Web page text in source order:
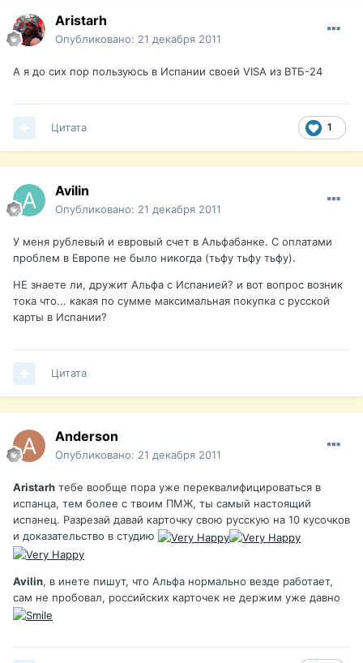
Aristarh
Опубликовано: 21 декабря 2011
А я до сих пор пользуюсь в Испании своей VISA из ВТБ-24
1
Цитата
Avilin
Опубликовано: 21 декабря 2011
У меня рублевый и евровый счет в Альфабанке. С оплатами
проблем в Европе не было никогда (тьфу тьфу тьфу).
НЕ знаете ли, дружит Альфа с Испанией? и вот вопрос возник
тока что... какая по сумме максимальная покупка с русской
карты в Испании?
Цитата
Anderson
Опубликовано: 21 декабря 2011
Aristarh тебе вообще пора уже переквалифицироваться в
испанца, тем более с твоим ПМЖ, ты самый настоящий
испанец. Разрезай давай карточку свою русскую на 10 кусочков
и доказательство в студию
Avilin, в инете пишут, что Альфа нормально везде работает,
сам не пробовал, российских карточек не держим уже давно